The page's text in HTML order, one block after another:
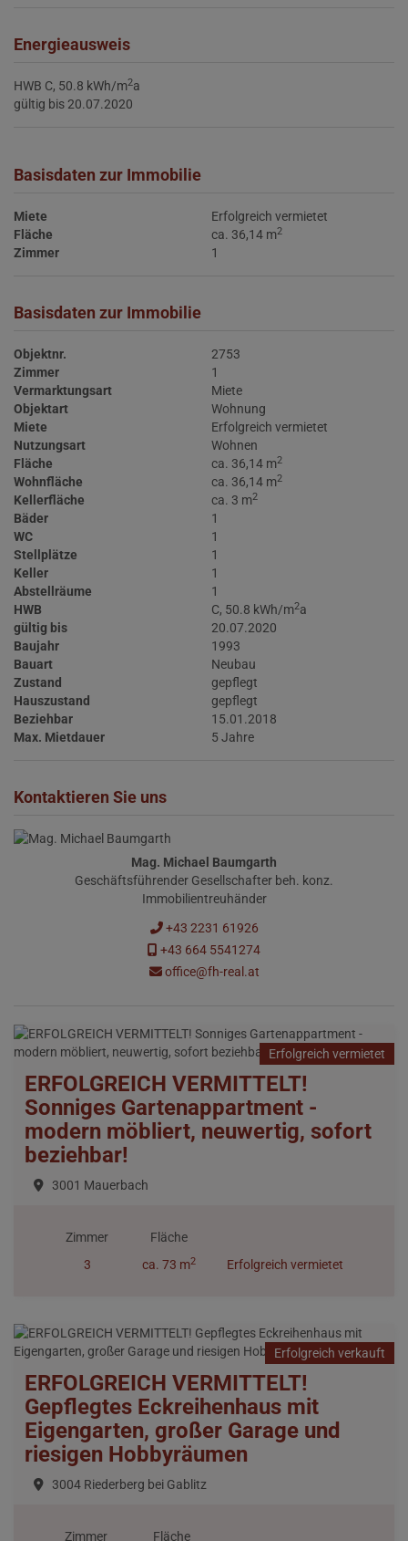
Energieausweis
HWB C, 50.8 kWh/m2a
gültig bis20.07.2020
Basisdaten zur Immobilie
Miete
Erfolgreich vermietet
Fläche
ca. 36,14 m2
Zimmer 1
Basisdaten zur Immobilie
Objektnr.
2753
Zimmer
1
Vermarktungsart
Miete
Objektart
Wohnung
Miete
Erfolgreich vermietet
Nutzungsart
Wohnen
Fläche
ca. 36,14 m2
Wohnfläche ca. 36,14 m2
Kellerfläche ca. 3 m2
Bäder
1
WC
1
Stellplätze
1
Keller
1
Abstellräume
1
HWB
C, 50.8 kWh/m2a
gültig bis
20.07.2020
Baujahr
1993
Bauart
Neubau
Zustand
gepflegt
Hauszustand
gepflegt
Beziehbar
15.01.2018
Max. Mietdauer
5 Jahre
Kontaktieren Sie uns
Mag. Michael Baumgarth
Geschäftsführender Gesellschafter beh. konz.
Immobilientreuhänder
+43 2231 61926
+43 664 5541274
office@fh-real.at
Erfolgreich vermietet
ERFOLGREICH VERMITTELT!
Sonniges Gartenappartment -
modern möbliert, neuwertig, sofort
beziehbar!
3001 Mauerbach
Zimmer
3
Fläche
ca. 73 m2 Erfolgreich vermietet
Erfolgreich verkauft
ERFOLGREICH VERMITTELT!
Gepflegtes Eckreihenhaus mit
Eigengarten, großer Garage und
riesigen Hobbyräumen
3004 Riederberg bei Gablitz
Zimmer
Fläche